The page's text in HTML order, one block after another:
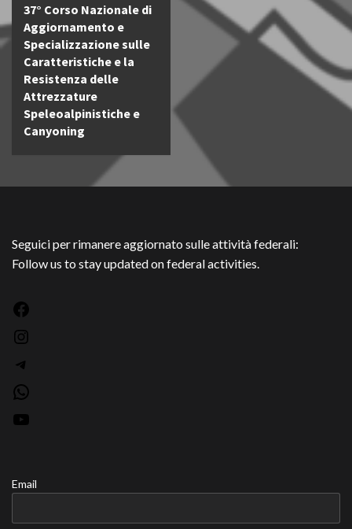
37° Corso Nazionale di
Aggiornamento e
Specializzazione sulle
Caratteristiche e la
Resistenza delle
Attrezzature
Speleoalpinistiche e
Canyoning
Seguici per rimanere aggiornato sulle attività federali:
Follow us to stay updated on federal activities.
Email